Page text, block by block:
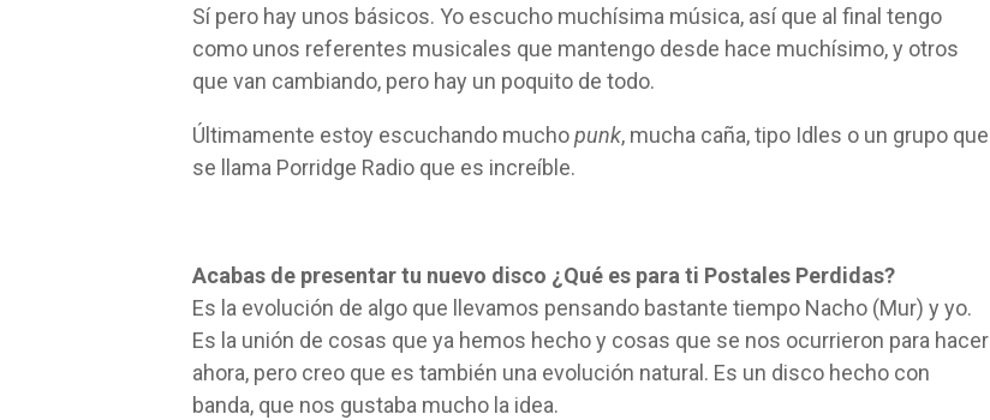
Sí pero hay unos básicos. Yo escucho muchísima música, así que al final tengo
como unos referentes musicales que mantengo desde hace muchísimo, y otros
que van cambiando, pero hay un poquito de todo.
Últimamente estoy escuchando muchopunk, mucha caña, tipo Idles o un grupo que
se llama Porridge Radio que es increíble.
Acabas de presentar tu nuevo disco ¿Qué es para ti Postales Perdidas?
Es la evolución de algo que llevamos pensando bastante tiempo Nacho (Mur) y yo.
Es la unión de cosas que ya hemos hecho y cosas que se nos ocurrieron para hacer
ahora, pero creo que es también una evolución natural. Es un disco hecho con
banda, que nos gustaba mucho la idea.